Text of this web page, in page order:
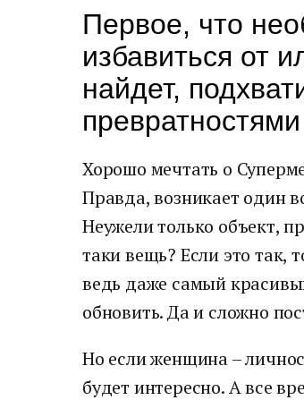
Первое, что
избавиться от
найдет,
Хорошо мечтать о
Правда, возникает один
Неужели только объект,
таки вещь? Если это так,
ведь даже самый
обновить. Да и сложно
Но если женщина –
будет интересно. А все